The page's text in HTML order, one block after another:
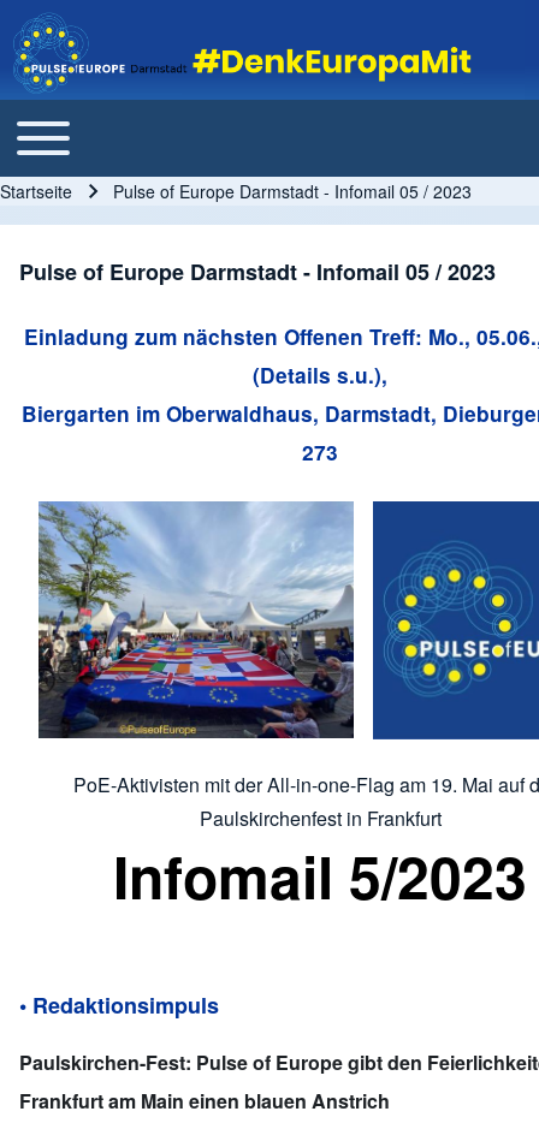
Main navigation
Toggle main menu
Startseite Pulse of Europe Darmstadt - Infomail 05 / 2023
Pulse of Europe Darmstadt - Infomail 05 / 2023
Einladung zum nächsten Offenen Treff: Mo.,
(Details s.u.),
Biergarten im Oberwaldhaus, Darmstadt,
273
PoE-Aktivisten mit der All-in-one-Flag am 19. Mai auf
Paulskirchenfest in Frankfurt
Infomail 5/2023
• Redaktionsimpuls
Paulskirchen-Fest: Pulse of Europe gibt den
Frankfurt am Main einen blauen Anstrich